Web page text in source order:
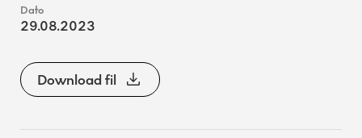
29.08.2023
Download fil